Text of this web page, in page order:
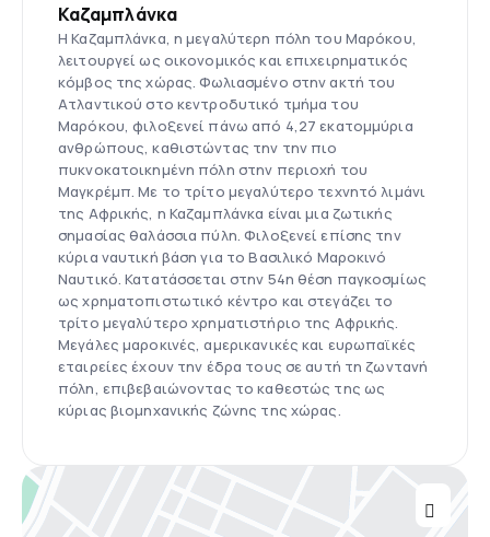
Καζαμπλάνκα
Η Καζαμπλάνκα, η μεγαλύτερη πόλη του Μαρόκου,
λειτουργεί ως οικονομικός και επιχειρηματικός
κόμβος της χώρας. Φωλιασμένο στην ακτή του
Ατλαντικού στο κεντροδυτικό τμήμα του
Μαρόκου, φιλοξενεί πάνω από 4,27 εκατομμύρια
ανθρώπους, καθιστώντας την την πιο
πυκνοκατοικημένη πόλη στην περιοχή του
Μαγκρέμπ. Με το τρίτο μεγαλύτερο τεχνητό λιμάνι
της Αφρικής, η Καζαμπλάνκα είναι μια ζωτικής
σημασίας θαλάσσια πύλη. Φιλοξενεί επίσης την
κύρια ναυτική βάση για το Βασιλικό Μαροκινό
Ναυτικό. Κατατάσσεται στην 54η θέση παγκοσμίως
ως χρηματοπιστωτικό κέντρο και στεγάζει το
τρίτο μεγαλύτερο χρηματιστήριο της Αφρικής.
Μεγάλες μαροκινές, αμερικανικές και ευρωπαϊκές
εταιρείες έχουν την έδρα τους σε αυτή τη ζωντανή
πόλη, επιβεβαιώνοντας το καθεστώς της ως
κύριας βιομηχανικής ζώνης της χώρας.